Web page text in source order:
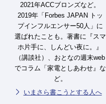
2021年ACCブロンズなど。
2019年「Forbes JAPAN トッ
プインフルエンサー50人」に
選ばれたことも。著書に『スマ
ホ片手に、しんどい夜に。』
（講談社）、おとなの週末web
でコラム「家電としあわせ』な
ど。
いまさら書こうとする人へ